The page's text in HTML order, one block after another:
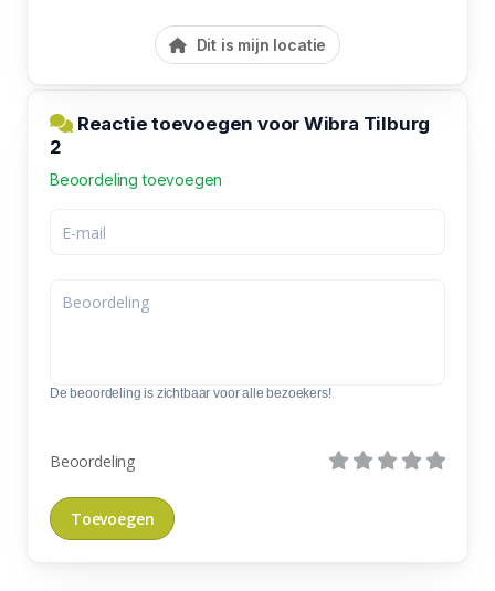
Dit is mijn locatie
Reactie toevoegen voor Wibra Tilburg
2
Beoordeling toevoegen
De beoordeling is zichtbaar voor alle bezoekers!
Beoordeling